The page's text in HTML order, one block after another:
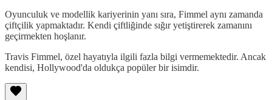
Oyunculuk ve modellik kariyerinin yanı sıra, Fimmel aynı zamanda
çiftçilik yapmaktadır. Kendi çiftliğinde sığır yetiştirerek zamanını
geçirmekten hoşlanır.
Travis Fimmel, özel hayatıyla ilgili fazla bilgi vermemektedir. Ancak
kendisi, Hollywood'da oldukça popüler bir isimdir.